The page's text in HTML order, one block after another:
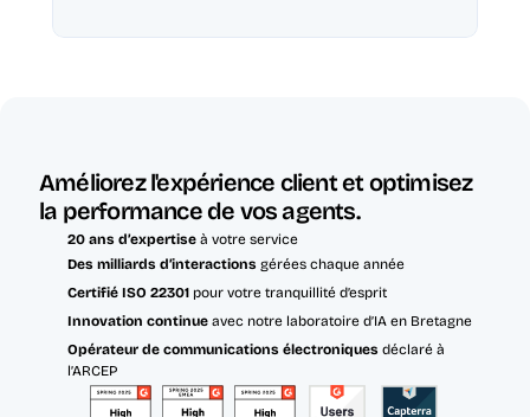
Améliorez l'expérience client et optimisez
la performance de vos agents.
20 ans d’expertise à votre service
Des milliards d’interactions gérées chaque année
Certifié ISO 22301 pour votre tranquillité d’esprit
Innovation continue avec notre laboratoire d’IA en Bretagne
Opérateur de communications électroniques déclaré à
l’ARCEP